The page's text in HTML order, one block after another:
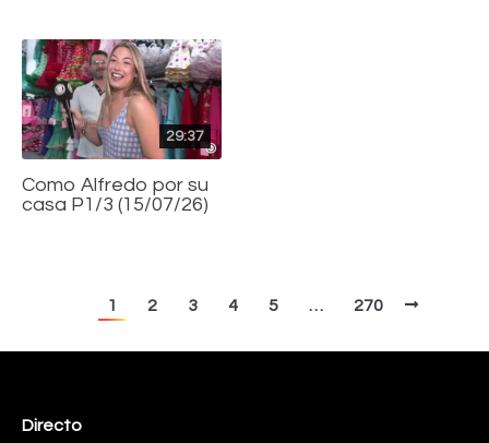
29:37
Como Alfredo por su
casa P1/3 (15/07/26)
1 2 3 4 5 … 270
Directo